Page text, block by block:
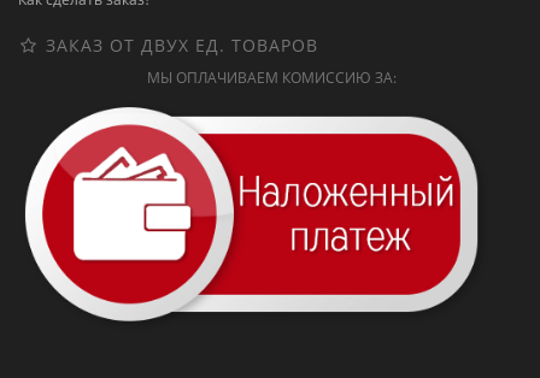
ЗАКАЗ ОТ ДВУХ ЕД. ТОВАРОВ
МЫ ОПЛАЧИВАЕМ КОМИССИЮ ЗА: